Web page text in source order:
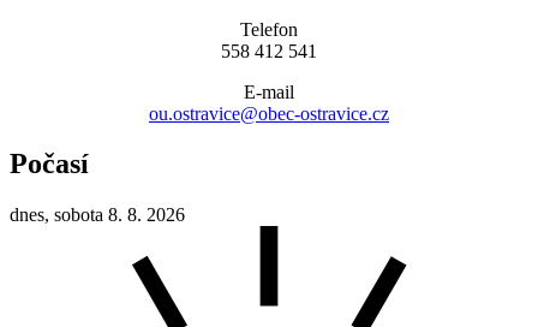
Telefon
558 412 541
E-mail
ou.ostravice@obec-ostravice.cz
Počasí
dnes, sobota 8. 8. 2026